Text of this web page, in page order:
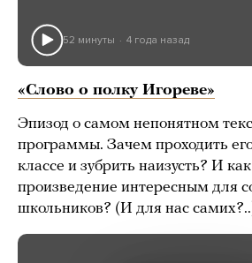
52 минуты 4 года назад
«Слово о полку Игореве»
Эпизод о самом непонятном
программы. Зачем проходить
классе и зубрить наизусть? И
произведение интересным для
школьников? (И для нас